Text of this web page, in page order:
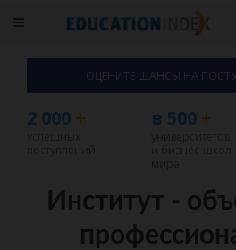
ОЦЕНИТЕ ШАНСЫ НА
2 000 + в 500 +
Институт -